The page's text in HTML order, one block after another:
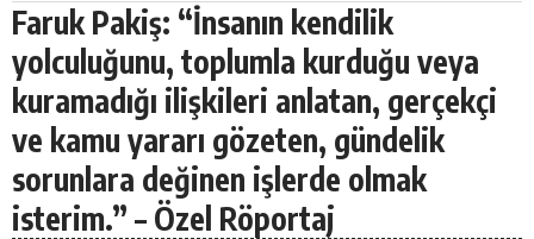
Faruk Pakiş: “İnsanın kendilik
yolculuğunu, toplumla kurduğu veya
kuramadığı ilişkileri anlatan, gerçekçi
ve kamu yararı gözeten, gündelik
sorunlara değinen işlerde olmak
isterim.” – Özel Röportaj